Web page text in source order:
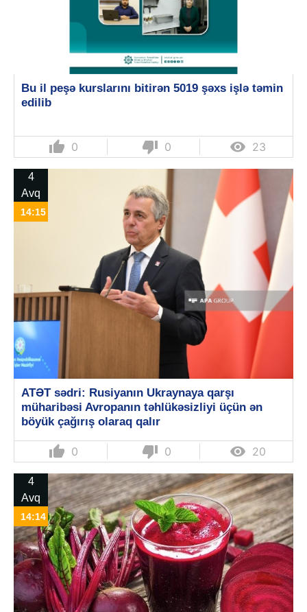
Bu il peşə kurslarını bitirən 5019 şəxs işlə təmin
edilib
thumb_up 0 thumb_down 0  23
4
Avq
14:15
ATƏT sədri: Rusiyanın Ukraynaya qarşı
müharibəsi Avropanın təhlükəsizliyi üçün ən
böyük çağırış olaraq qalır
thumb_up 0 thumb_down 0  20
4
Avq
14:14